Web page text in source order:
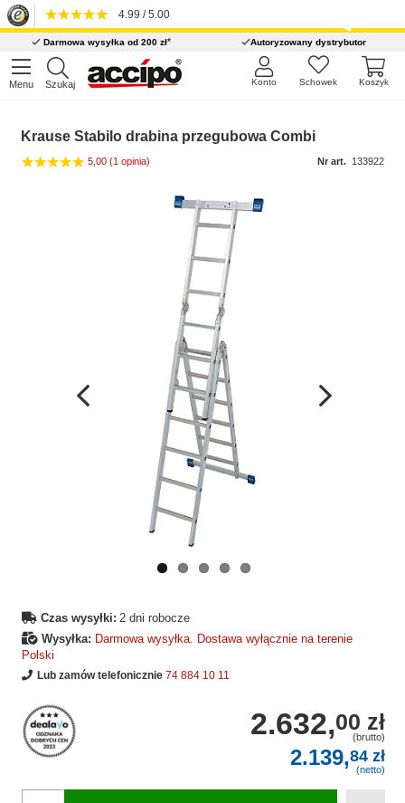
4.99 / 5.00
Darmowa wysyłka od 200 zł* Autoryzowany dystrybutor
Menu Szukaj Koszyk
Schowek
Konto
Krause Stabilo drabina przegubowa Combi
5,00 (1 opinia) Nr art. 133922
Czas wysyłki: 2 dni robocze
Wysyłka: Darmowa wysyłka. Dostawa wyłącznie na terenie
Polski
Lub zamów telefonicznie 74 884 10 11
2.632,00 zł
(brutto)
2.139,84 zł
(netto)